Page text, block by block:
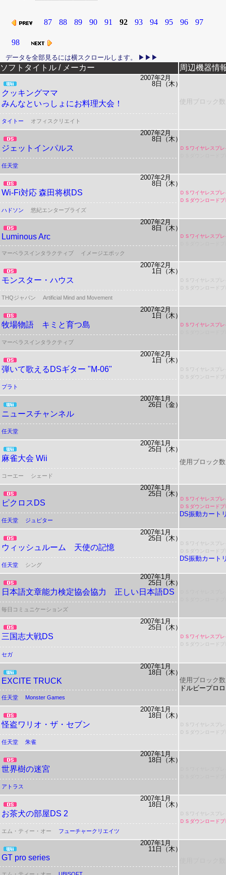
87 88 89 90 91 92 93 94 95 96 97
98
リース日
ソフトタイトル / メーカー 周辺機器情
2007年2月
8日（木）
クッキングママ
みんなといっしょにお料理大会！
使用ブロック
タイトー オフィスクリエイト
2007年2月
8日（木）
ジェットインパルス
ＤＳワイヤレスプ
任天堂
2007年2月
8日（木）
Wi-Fi対応 森田将棋DS
ＤＳワイヤレスプ
ＤＳダウンロード
ハドソン
悠紀エンタープライズ
2007年2月
8日（木）
Luminous Arc
ＤＳワイヤレスプ
マーベラスインタラクティブ
イメージエポック
2007年2月
1日（木）
モンスター・ハウス
ＤＳワイヤレスプ
ＤＳダウンロード
THQジャパン
Artificial Mind and Movement
2007年2月
1日（木）
牧場物語 キミと育つ島
ＤＳワイヤレスプ
マーベラスインタラクティブ
2007年2月
1日（木）
弾いて歌えるDSギター "M-06"
ＤＳワイヤレスプ
ＤＳダウンロード
プラト
2007年1月
26日（金）
ニュースチャンネル
任天堂
2007年1月
25日（木）
麻雀大会 Wii 使用ブロック
コーエー シェード
2007年1月
25日（木）
ピクロスDS
ＤＳワイヤレスプ
ＤＳダウンロード
DS振動カート
任天堂 ジュピター
2007年1月
25日（木）
ウィッシュルーム 天使の記憶
ＤＳワイヤレスプ
ＤＳダウンロード
DS振動カート
任天堂 シング
2007年1月
25日（木）
日本語文章能力検定協会協力 正しい日本語DS
毎日コミュニケーションズ
2007年1月
25日（木）
三国志大戦DS
ＤＳワイヤレスプ
ＤＳダウンロード
セガ
2007年1月
18日（木）
EXCITE TRUCK
使用ブロック
ドルビープロ
任天堂 Monster Games
2007年1月
18日（木）
怪盗ワリオ・ザ・セブン
ＤＳワイヤレスプ
ＤＳダウンロード
任天堂
朱雀
2007年1月
18日（木）
世界樹の迷宮
アトラス
2007年1月
18日（木）
お茶犬の部屋DS 2
ＤＳワイヤレスプ
ＤＳダウンロード
エム・ティー・オー
フューチャークリエイツ
2007年1月
11日（木）
GT pro series